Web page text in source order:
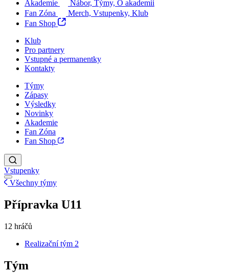
Akademie
Nábor, Týmy, O akademii
Fan Zóna
Merch, Vstupenky, Klub
Fan Shop
Klub
Pro partnery
Vstupné a permanentky
Kontakty
Týmy
Zápasy
Výsledky
Novinky
Akademie
Fan Zóna
Fan Shop
Vstupenky
Všechny týmy
Přípravka U11
12 hráčů
Realizační tým 2
Tým